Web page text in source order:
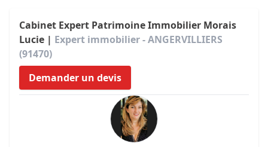
Cabinet Expert Patrimoine Immobilier Morais
Lucie | Expert immobilier - ANGERVILLIERS
(91470)
Demander un devis